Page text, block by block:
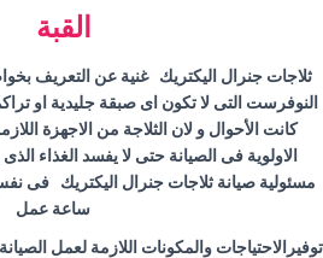
القبة
ثلاجات جنرال اليكتريك غنية عن التعريف
النوفرست التى لا تكون اى صبقة جليدية او
كانت الأحوال و لان الثلاجة من الاجهزة
الاولوية فى الصيانة حتى لا يفسد الغذاء
ساعة عمل
توفيرالاحتياجات والمكونات اللازمة لعمل